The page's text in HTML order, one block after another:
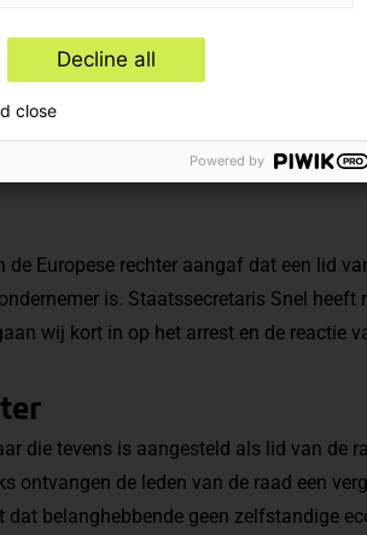
advies
Europese rechter aangaf dat een lid
is. Staatssecretaris Snel heeft
wij kort in op het arrest en de reactie
die tevens is aangesteld als lid van de
ontvangen de leden van de raad een
dat belanghebbende geen zelfstandige
Decline all
close
Powered by